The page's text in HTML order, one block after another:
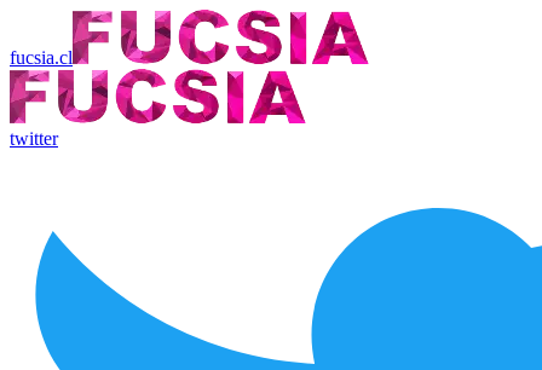
fucsia.cl
twitter